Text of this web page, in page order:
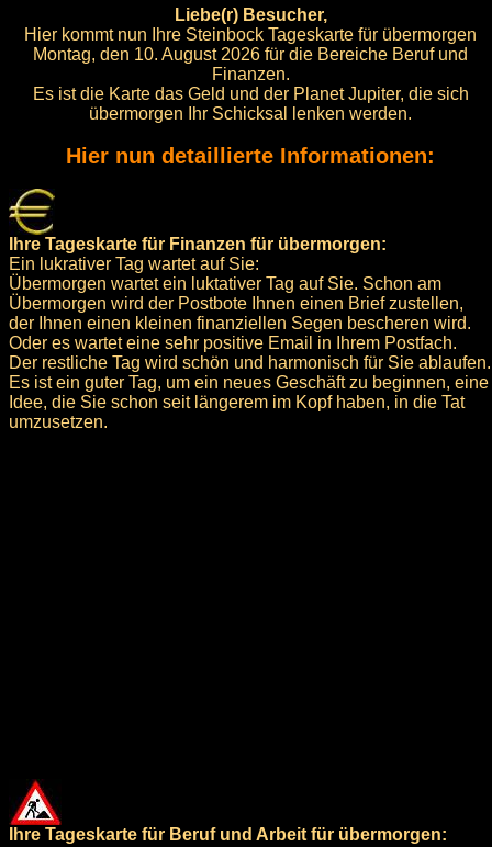
Liebe(r) Besucher,
Hier kommt nun Ihre Steinbock Tageskarte für übermorgen
Montag, den 10. August 2026 für die Bereiche Beruf und
Finanzen.
Es ist die Karte das Geld und der Planet Jupiter, die sich
übermorgen Ihr Schicksal lenken werden.
Hier nun detaillierte Informationen:
Ihre Tageskarte für Finanzen für übermorgen:
Ein lukrativer Tag wartet auf Sie:
Übermorgen wartet ein luktativer Tag auf Sie. Schon am
Übermorgen wird der Postbote Ihnen einen Brief zustellen,
der Ihnen einen kleinen finanziellen Segen bescheren wird.
Oder es wartet eine sehr positive Email in Ihrem Postfach.
Der restliche Tag wird schön und harmonisch für Sie ablaufen.
Es ist ein guter Tag, um ein neues Geschäft zu beginnen, eine
Idee, die Sie schon seit längerem im Kopf haben, in die Tat
umzusetzen.
Ihre Tageskarte für Beruf und Arbeit für übermorgen: